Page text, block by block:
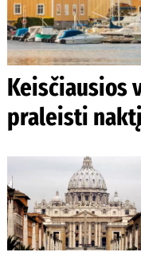
Keisčiausios
praleisti